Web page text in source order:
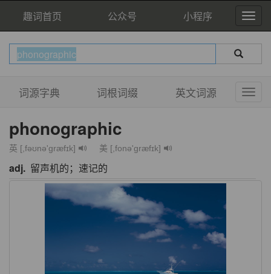
趣词首页 公众号 小程序
词源字典 词根词缀 英文词源
phonographic
英 [,fəʊnə'ɡræfɪk] 美 [,fonə'græfɪk]
adj. 留声机的；速记的